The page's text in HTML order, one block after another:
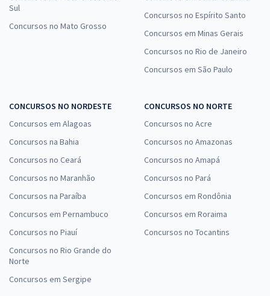
Sul
Concursos no Mato Grosso
Concursos no Espírito Santo
Concursos em Minas Gerais
Concursos no Rio de Janeiro
Concursos em São Paulo
CONCURSOS NO NORDESTE
Concursos em Alagoas
Concursos na Bahia
Concursos no Ceará
Concursos no Maranhão
Concursos na Paraíba
Concursos em Pernambuco
Concursos no Piauí
Concursos no Rio Grande do
Norte
Concursos em Sergipe
CONCURSOS NO NORTE
Concursos no Acre
Concursos no Amazonas
Concursos no Amapá
Concursos no Pará
Concursos em Rondônia
Concursos em Roraima
Concursos no Tocantins